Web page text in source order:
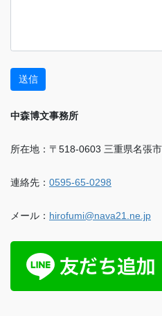
中森博文事務所
所在地：〒518-0603 三重県名張
連絡先： 0595-65-0298
メール： hirofumi@nava21.ne.jp